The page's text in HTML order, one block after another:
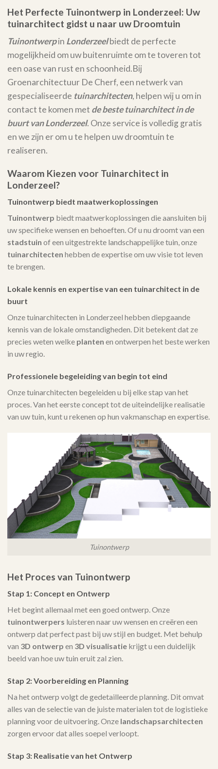
Het Perfecte Tuinontwerp in Londerzeel: Uw
tuinarchitect gidst u naar uw Droomtuin
Tuinontwerpin Londerzeelbiedt de perfecte
mogelijkheid om uw buitenruimte om te toveren tot
een oase van rust en schoonheid.Bij
Groenarchitectuur De Cherf, een netwerk van
gespecialiseerde tuinarchitecten, helpen wij u om in
contact te komen met de beste tuinarchitect in de
buurt van Londerzeel. Onze service is volledig gratis
en we zijn er om u te helpen uw droomtuin te
realiseren.
Waarom Kiezen voor Tuinarchitect in
Londerzeel?
Tuinontwerp biedt maatwerkoplossingen
Tuinontwerp biedt maatwerkoplossingen die aansluiten bij
uw specifieke wensen en behoeften. Of u nu droomt van een
stadstuin of een uitgestrekte landschappelijke tuin, onze
tuinarchitecten hebben de expertise om uw visie tot leven
te brengen.
Lokale kennis en expertise van een tuinarchitect in de
buurt
Onze tuinarchitecten in Londerzeel hebben diepgaande
kennis van de lokale omstandigheden. Dit betekent dat ze
precies weten welke planten en ontwerpen het beste werken
in uw regio.
Professionele begeleiding van begin tot eind
Onze tuinarchitecten begeleiden u bij elke stap van het
proces. Van het eerste concept tot de uiteindelijke realisatie
van uw tuin, kunt u rekenen op hun vakmanschap en expertise.
Tuinontwerp
Het Proces van Tuinontwerp
Stap 1: Concept en Ontwerp
Het begint allemaal met een goed ontwerp. Onze
tuinontwerpers luisteren naar uw wensen en creëren een
ontwerp dat perfect past bij uw stijl en budget. Met behulp
van 3D ontwerp en 3D visualisatie krijgt u een duidelijk
beeld van hoe uw tuin eruit zal zien.
Stap 2: Voorbereiding en Planning
Na het ontwerp volgt de gedetailleerde planning. Dit omvat
alles van de selectie van de juiste materialen tot de logistieke
planning voor de uitvoering. Onze landschapsarchitecten
zorgen ervoor dat alles soepel verloopt.
Stap 3: Realisatie van het Ontwerp